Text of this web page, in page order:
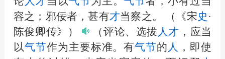
容之；邪佞者，甚有才当察之。 （《宋史 ·
陈俊卿传》）
（评论、选拔 人 才 ，应当
以气节作为主要标准。有气节的 人
，即使